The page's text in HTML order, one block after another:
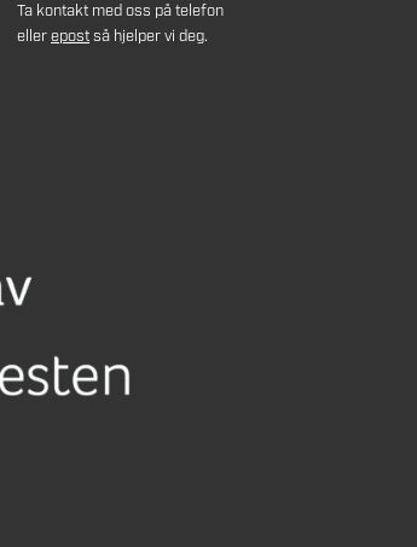
Ta kontakt med oss på telefon
ellerepostså hjelper vi deg.